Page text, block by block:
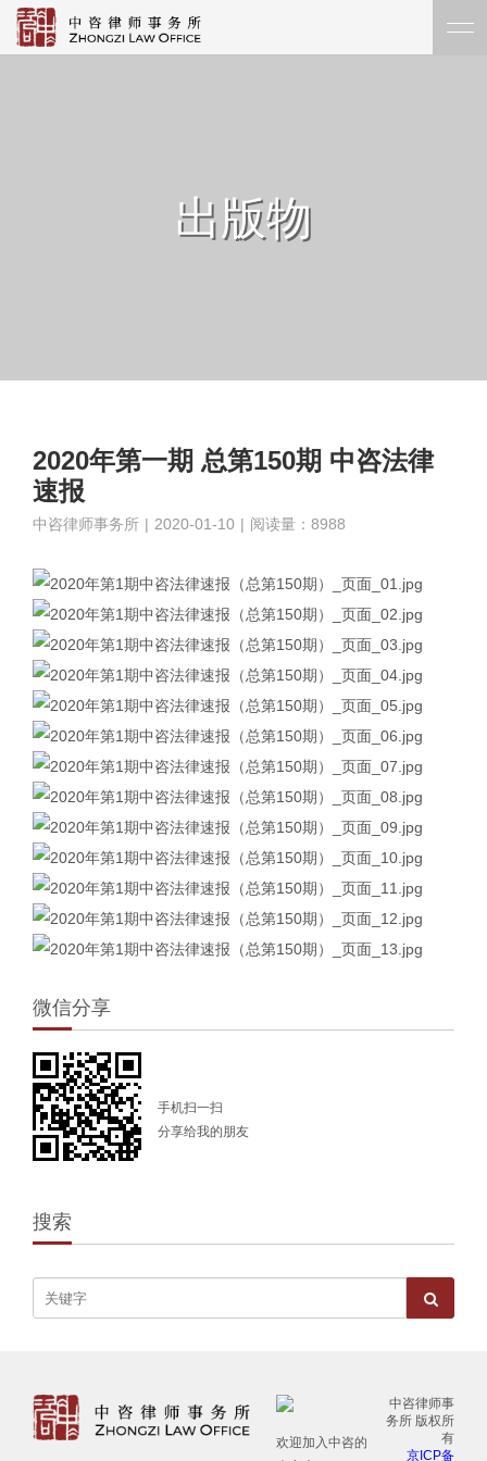
出版物
2020年第一期 总第150期 中咨法律
速报
中咨律师事务所 | 2020-01-10 | 阅读量：8988
微信分享
手机扫一扫
分享给我的朋友
搜索
欢迎加入中咨的
中咨律师事
务所 版权所
有
京ICP备